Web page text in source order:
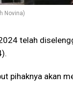
Novina)
telah
pihaknya akan